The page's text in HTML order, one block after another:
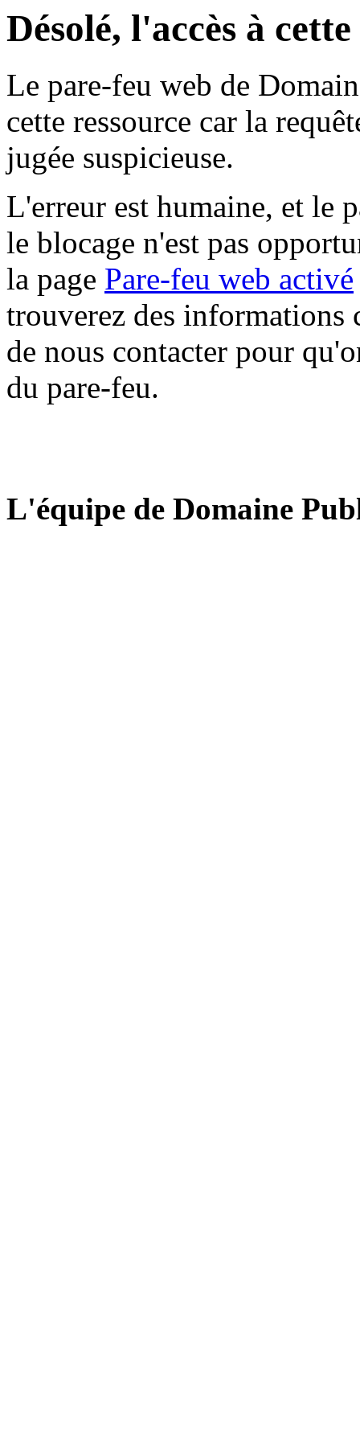
Désolé, l'accès à
Le pare-feu web de
cette ressource car la
jugée suspicieuse.
L'erreur est humaine, et le
le blocage n'est pas
la page Pare-feu web activé
trouverez des informations
de nous contacter pour
du pare-feu.
L'équipe de Domaine